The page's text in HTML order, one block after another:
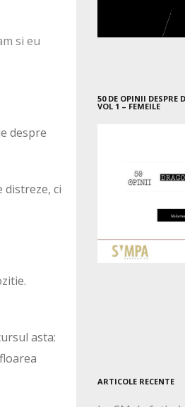
si eu
despre
distreze, ci
asta:
50 DE OPINII DESPRE
VOL 1 – FEMEILE
ARTICOLE RECENTE